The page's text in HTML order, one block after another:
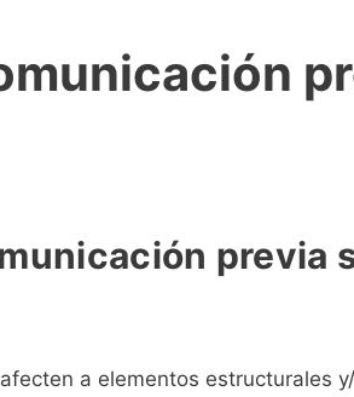
previa
a elementos estructurales